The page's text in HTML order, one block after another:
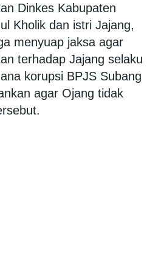
Dinkes Kabupaten
Kholik dan istri Jajang,
menyuap jaksa agar
terhadap Jajang selaku
korupsi BPJS Subang
agar Ojang tidak